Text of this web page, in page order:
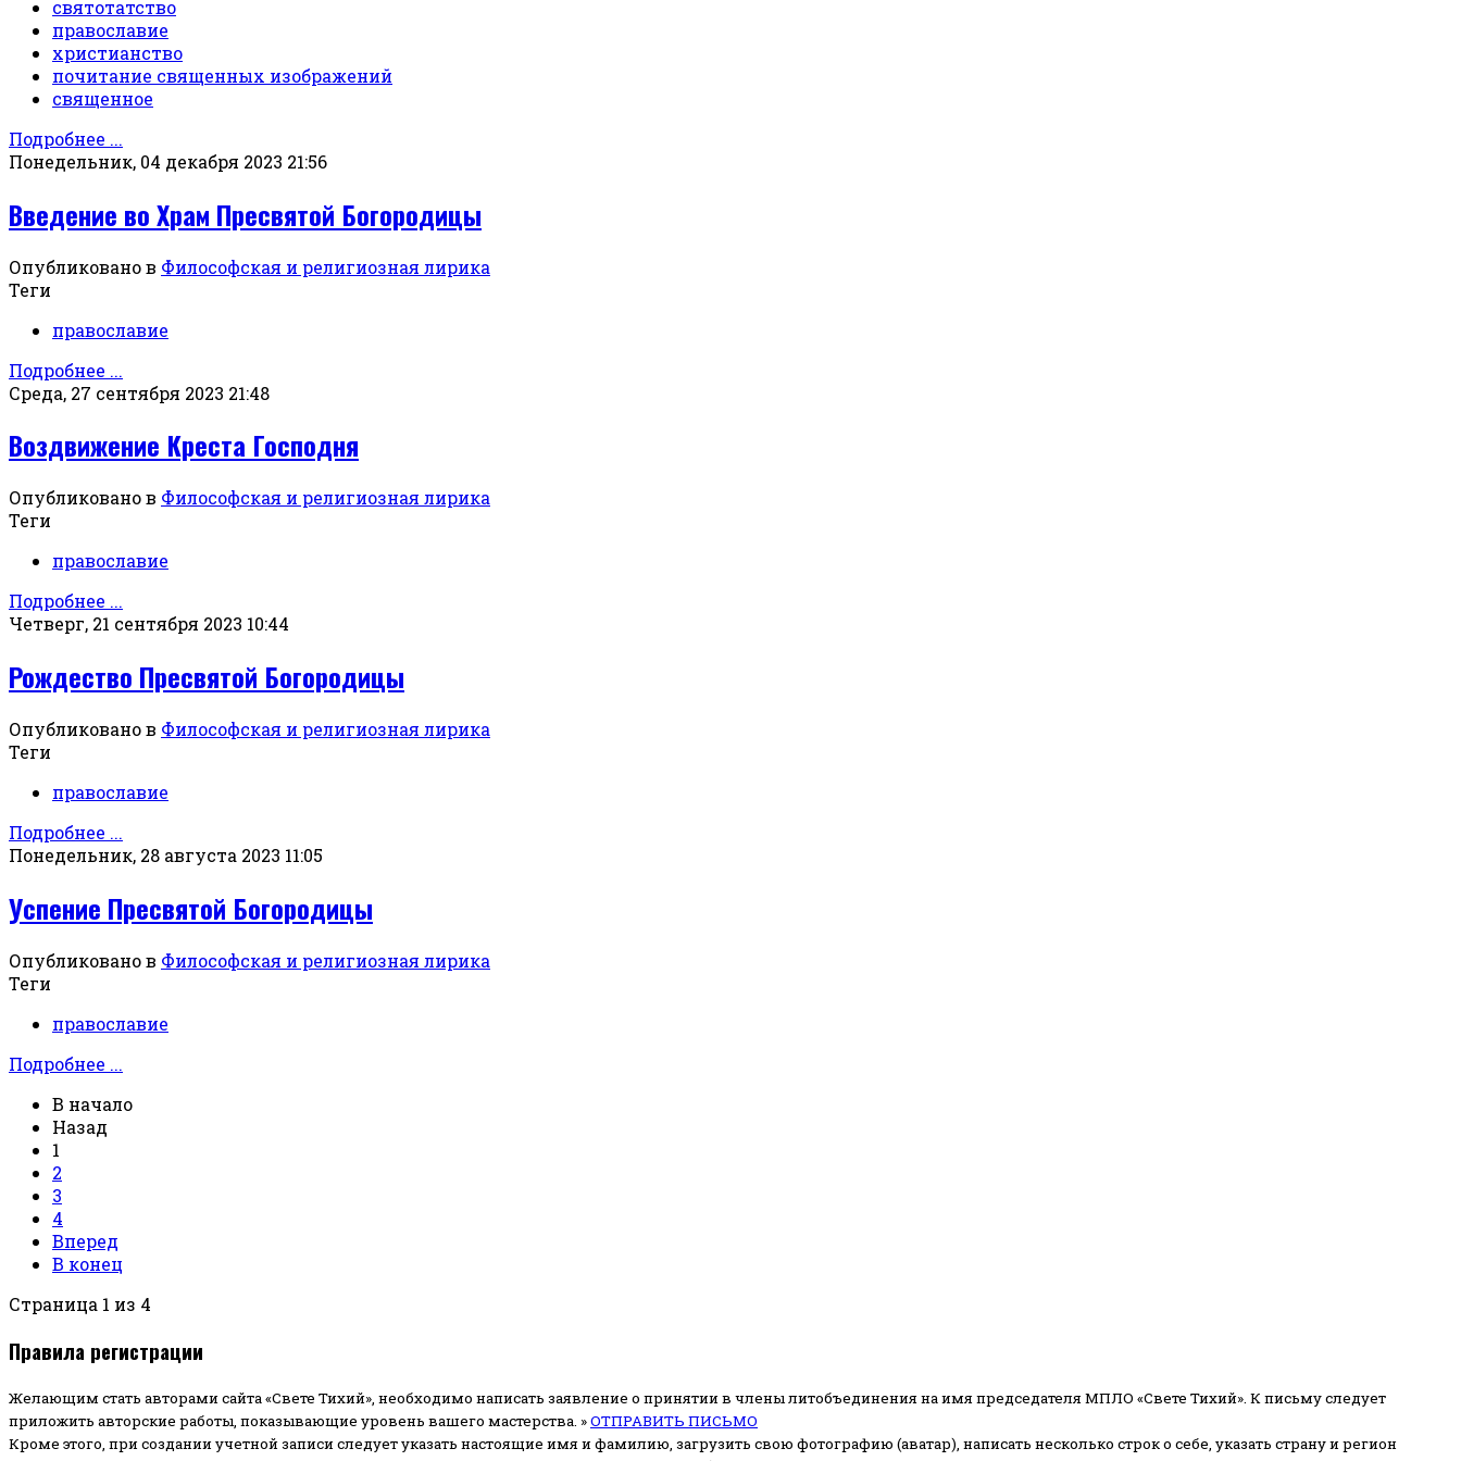
святотатство
православие
христианство
почитание священных изображений
священное
Подробнее ...
Понедельник, 04 декабря 2023 21:56
Введение во Храм Пресвятой Богородицы
Опубликовано в Философская и религиозная лирика
Теги
православие
Подробнее ...
Среда, 27 сентября 2023 21:48
Воздвижение Креста Господня
Опубликовано в Философская и религиозная лирика
Теги
православие
Подробнее ...
Четверг, 21 сентября 2023 10:44
Рождество Пресвятой Богородицы
Опубликовано в Философская и религиозная лирика
Теги
православие
Подробнее ...
Понедельник, 28 августа 2023 11:05
Успение Пресвятой Богородицы
Опубликовано в Философская и религиозная лирика
Теги
православие
Подробнее ...
В начало
Назад
1
2
3
4
Вперед
В конец
Страница 1 из 4
Правила регистрации
Желающим стать авторами сайта «Свете Тихий», необходимо написать заявление о принятии в члены литобъединения на имя председателя МПЛО «Свете Тихий». К письму следует
приложить авторские работы, показывающие уровень вашего мастерства. »ОТПРАВИТЬ ПИСЬМО
Кроме этого, при создании учетной записи следует указать настоящие имя и фамилию, загрузить свою фотографию (аватар), написать несколько строк о себе, указать страну и регион